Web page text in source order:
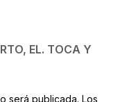
EL. TOCA Y
será publicada. Los